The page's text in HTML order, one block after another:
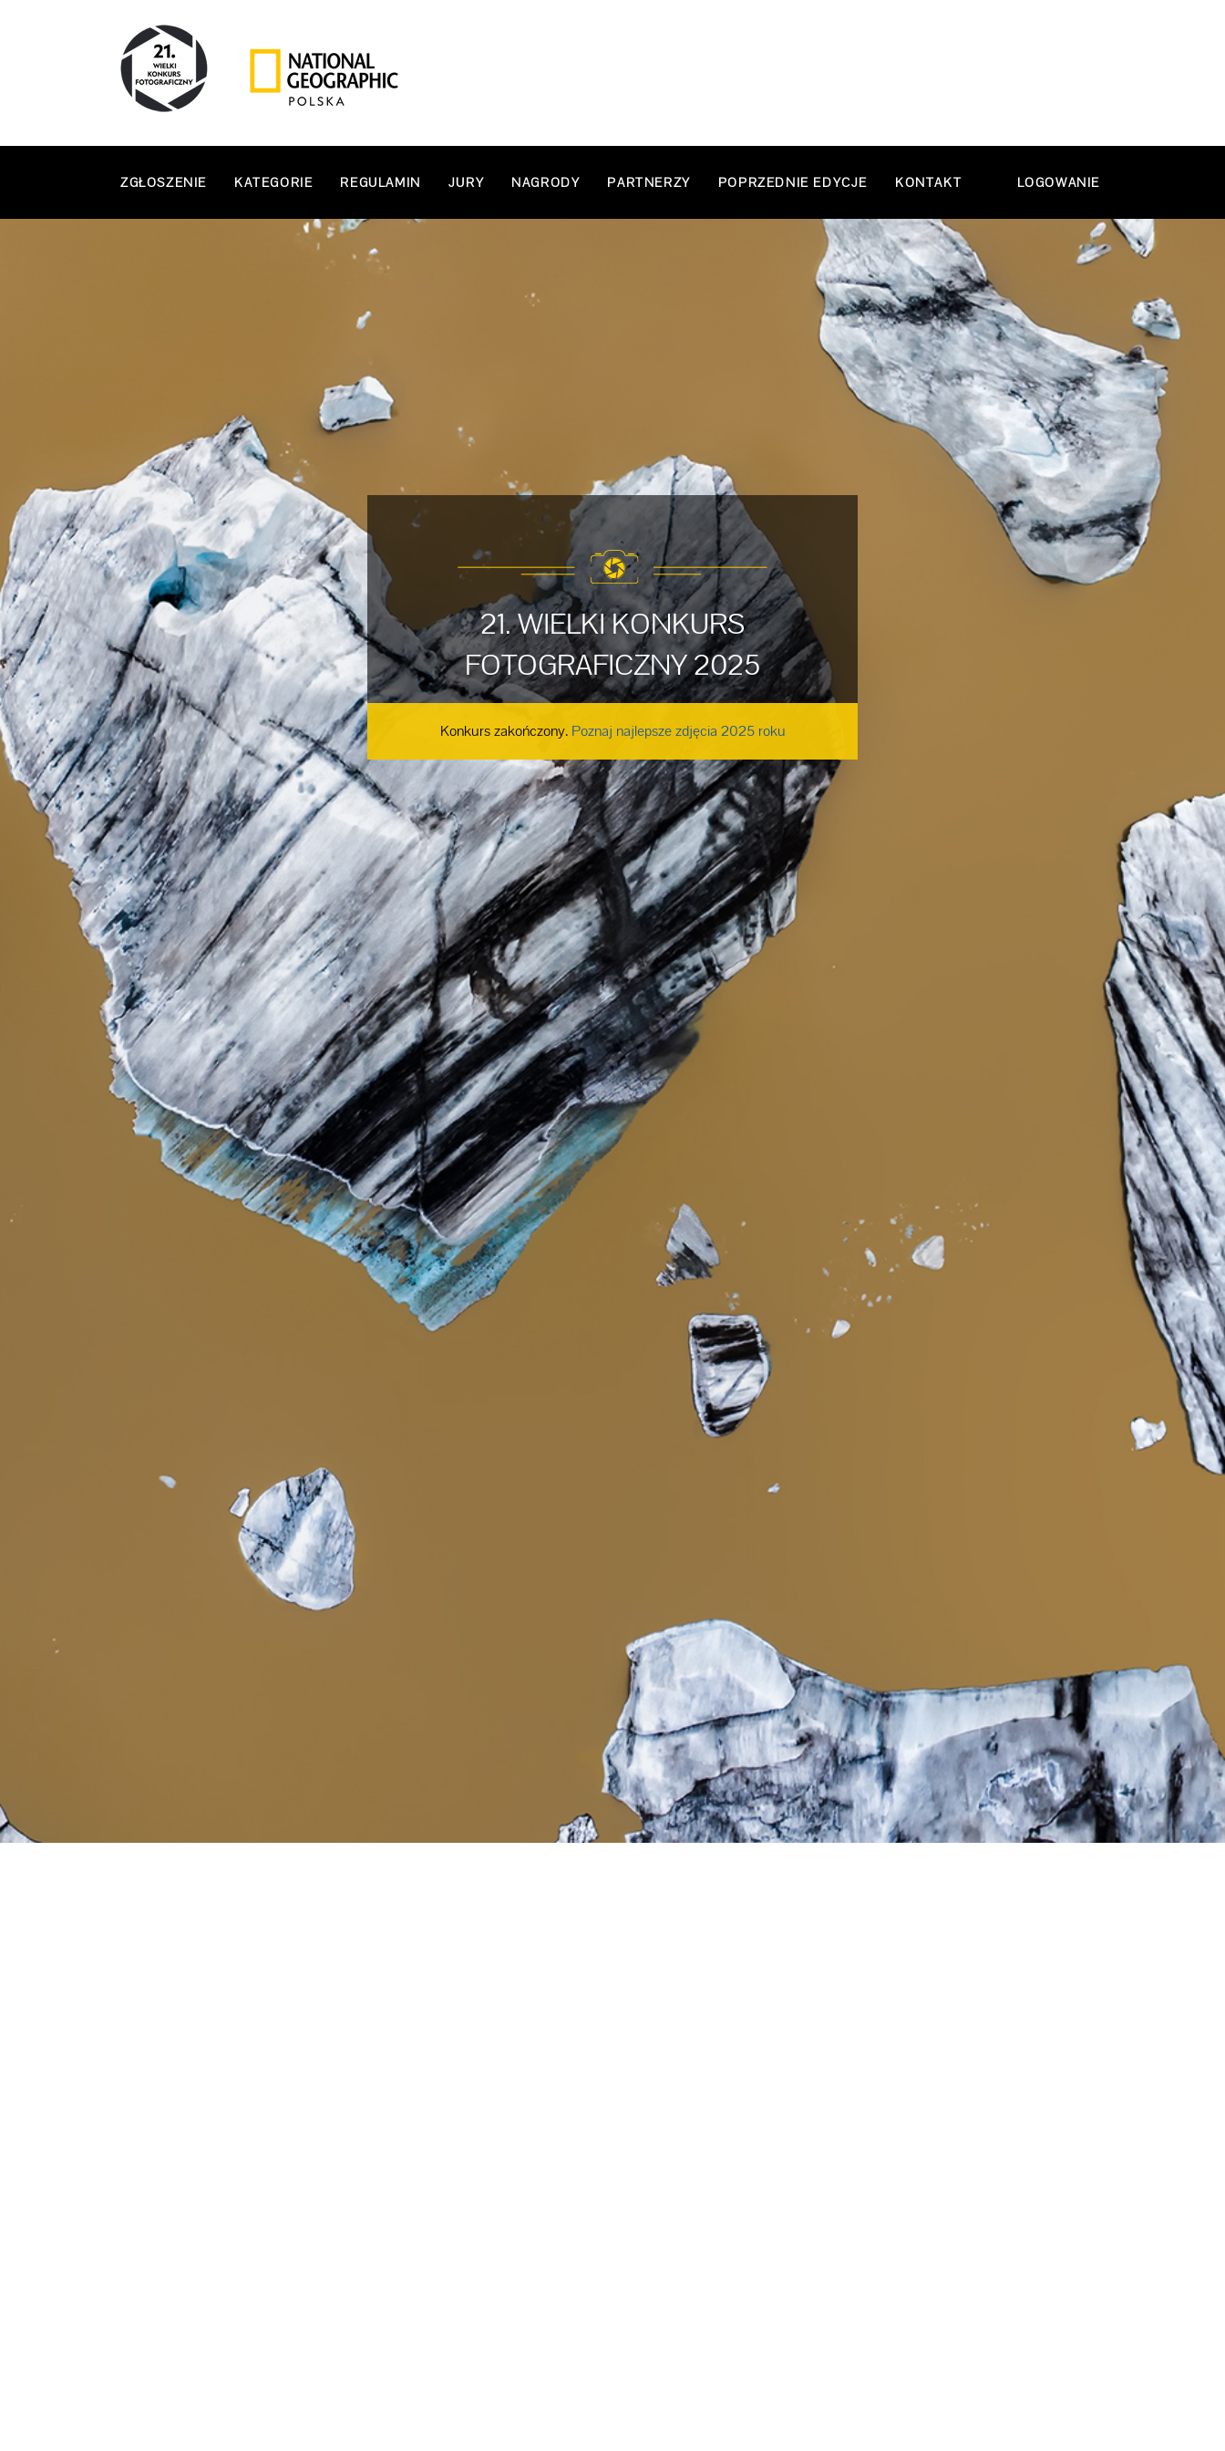
ZGŁOSZENIE KATEGORIE REGULAMIN JURY NAGRODY PARTNERZY POPRZEDNIE EDYCJE KONTAKT LOGOWANIE
21. WIELKI KONKURS
FOTOGRAFICZNY 2025
Konkurs zakończony. Poznaj najlepsze zdjęcia 2025 roku